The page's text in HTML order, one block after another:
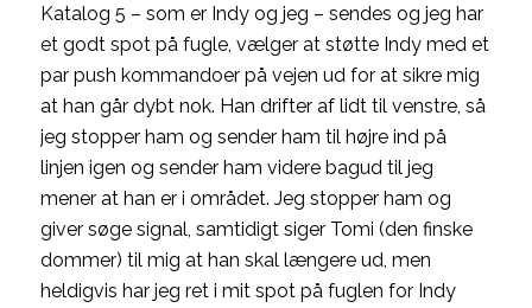
Katalog 5 – som er Indy og jeg – sendes og jeg har
et godt spot på fugle, vælger at støtte Indy med et
par push kommandoer på vejen ud for at sikre mig
at han går dybt nok. Han drifter af lidt til venstre, så
jeg stopper ham og sender ham til højre ind på
linjen igen og sender ham videre bagud til jeg
mener at han er i området. Jeg stopper ham og
giver søge signal, samtidigt siger Tomi (den finske
dommer) til mig at han skal længere ud, men
heldigvis har jeg ret i mit spot på fuglen for Indy